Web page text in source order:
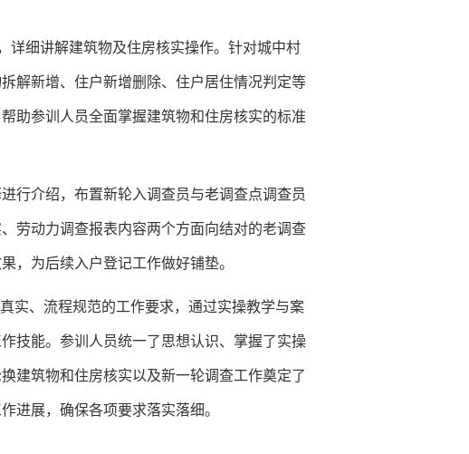
详细讲解建筑物及住房核实操作。针对城中村
解新增、住户新增删除、住户居住情况判定等
助参训人员全面掌握建筑物和住房核实的标准
行介绍，布置新轮入调查员与老调查点调查员
劳动力调查报表内容两个方面向结对的老调查
，为后续入户登记工作做好铺垫。
实、流程规范的工作要求，通过实操教学与案
技能。参训人员统一了思想认识、掌握了实操
建筑物和住房核实以及新一轮调查工作奠定了
进展，确保各项要求落实落细。